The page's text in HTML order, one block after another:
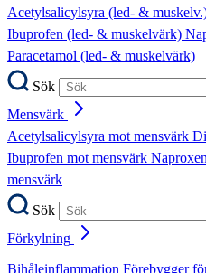
Acetylsalicylsyra (led- &
Ibuprofen (led- & muskelvärk)
Paracetamol (led- & muskelvärk)
Sök
Mensvärk
Acetylsalicylsyra mot mensvärk
Ibuprofen mot mensvärk
mensvärk
Sök
Förkylning
Bihåleinflammation Förebygger